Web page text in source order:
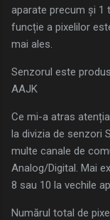
aparate precum și 1
funcție a pixelilor
mai ales.
Senzorul este
AAJK
Ce mi-a atras
la divizia de senzori
multe canale de
Analog/Digital. Mai
8 sau 10 la vechile
Numărul total de